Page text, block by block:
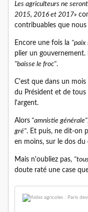
Les agriculteurs ne
2015, 2016 et 2017»
contribuables que nous
Encore une fois la "paix
plier un gouvernement.
"baisse le froc".
C'est que dans un mois
du Président et de tous
l'argent.
Alors "amnistie générale"
gré". Et puis, ne dit-on
en moins, sur le dos du
Mais n'oubliez pas,
doute raté une case